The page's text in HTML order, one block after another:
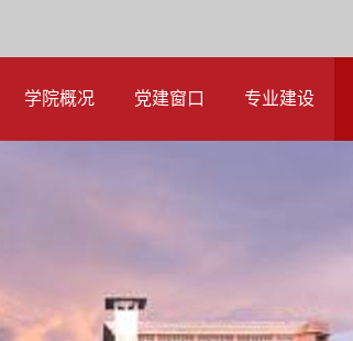
学院概况 党建窗口 专业建设